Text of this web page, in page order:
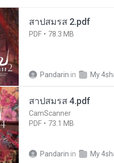
สาปสมรส 2.pdf
PDF 78.3 MB
Pandarin in My
สาปสมรส 4.pdf
CamScanner
PDF
73.1 MB
Pandarin in My